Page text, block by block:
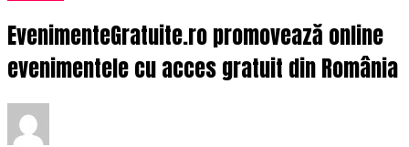
EvenimenteGratuite.ro promovează online
evenimentele cu acces gratuit din România